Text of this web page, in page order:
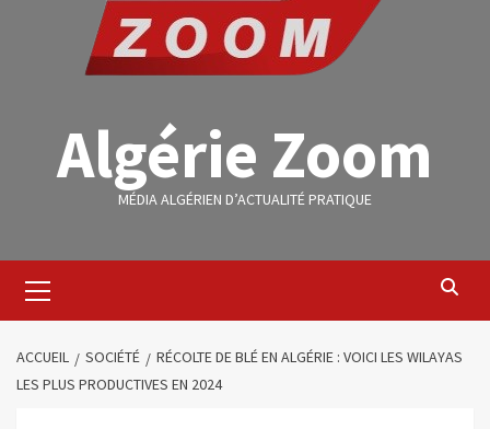
Algérie Zoom
MÉDIA ALGÉRIEN D’ACTUALITÉ PRATIQUE
ACCUEIL SOCIÉTÉ
RÉCOLTE DE BLÉ EN ALGÉRIE : VOICI LES WILAYAS
LES PLUS PRODUCTIVES EN 2024